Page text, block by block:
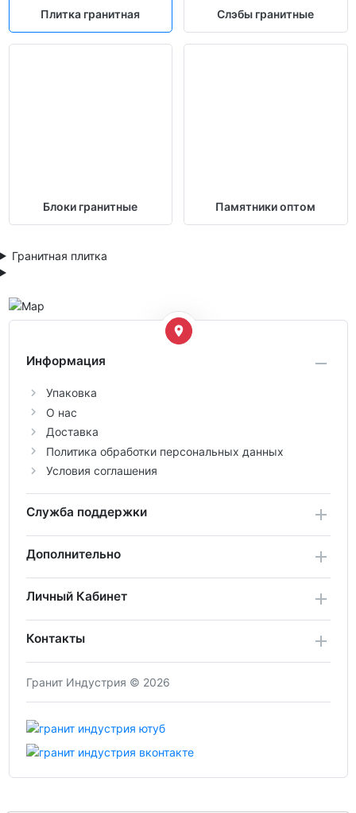
Плитка гранитная Слэбы гранитные
Блоки гранитные Памятники оптом
Гранитная плитка
Информация
Упаковка
О нас
Доставка
Политика обработки персональных данных
Условия соглашения
Служба поддержки
Дополнительно
Личный Кабинет
Контакты
Гранит Индустрия © 2026